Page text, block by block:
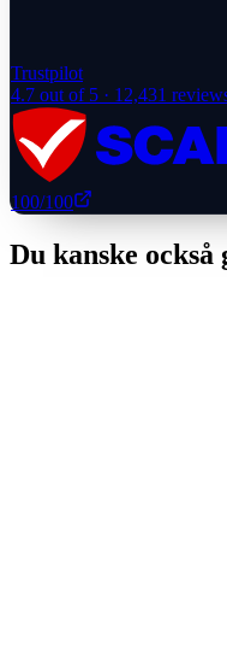
Trustpilot
4.7 out of 5 · 12,431
100/100
Du kanske